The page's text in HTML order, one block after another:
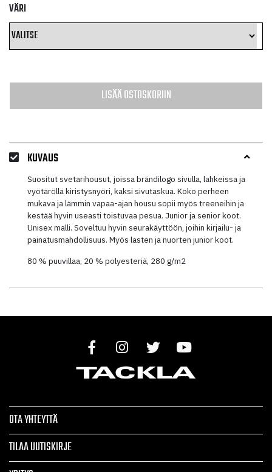
VÄRI
LISÄÄ OSTOSKORIIN
KUVAUS
Suositut svetarihousut, joissa brändilogo sivulla, lahkeissa ja
vyötäröllä kiristysnyöri, kaksi sivutaskua. Koko perheen
mukava ja lämmin vapaa-ajan housu sopii myös treeneihin ja
kestää hyvin useasti toistuvaa pesua. Junior ja senior koot.
Unisex malli. Soveltuu hyvin seurakäyttöön, joihin kirjailu- ja
painatusmahdollisuus. Myös lasten ja nuorten junior koot.
80 % puuvillaa, 20 % polyesteriä, 280 g/m2
OTA YHTEYTTÄ
TILAA UUTISKIRJE